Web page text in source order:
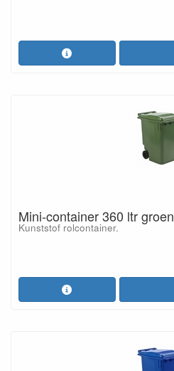
Mini-container 360 ltr groen
Kunststof rolcontainer.